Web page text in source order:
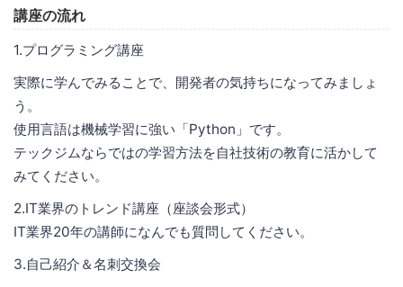
講座の流れ
1.プログラミング講座
実際に学んでみることで、開発者の気持ちになってみましょ
う。
使用言語は機械学習に強い「Python」です。
テックジムならではの学習方法を自社技術の教育に活かして
みてください。
2.IT業界のトレンド講座（座談会形式）
IT業界20年の講師になんでも質問してください。
3.自己紹介＆名刺交換会